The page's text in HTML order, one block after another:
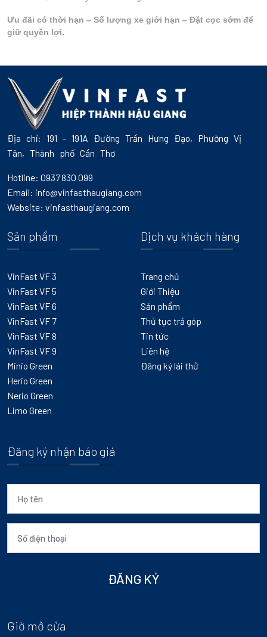
Ưu đãi có thời hạn – Số lượng xe giới hạn – Đặt cọc sớm để
giữ quyền lợi.
Địa chỉ: 191 - 191A Đường Trần Hưng Đạo, Phường Vị
Tân, Thành phố Cần Thơ
Hotline: 0937 830 099
Email: info@vinfasthaugiang.com
Website: vinfasthaugiang.com
Sản phẩm
VinFast VF 3
VinFast VF 5
VinFast VF 6
VinFast VF 7
VinFast VF 8
VinFast VF 9
Minio Green
Herio Green
Nerio Green
Limo Green
Dịch vụ khách hàng
Trang chủ
Giới Thiệu
Sản phẩm
Thủ tục trả góp
Tin tức
Liên hệ
Đăng ký lái thử
Đăng ký nhận báo giá
ĐĂNG KÝ
Giờ mở cửa